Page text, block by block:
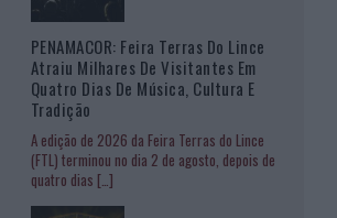
PENAMACOR: Feira Terras Do Lince
Atraiu Milhares De Visitantes Em
Quatro Dias De Música, Cultura E
Tradição
A edição de 2026 da Feira Terras do Lince
(FTL) terminou no dia 2 de agosto, depois de
quatro dias […]